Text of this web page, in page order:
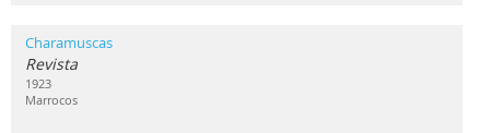
Charamuscas
Revista
1923
Marrocos